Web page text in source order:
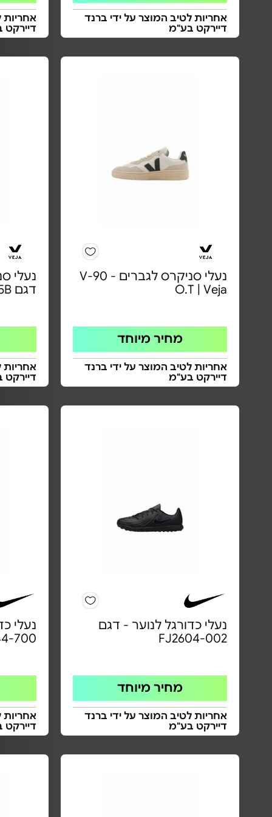
אחריות לטיב המוצר על ידי ברנד
דיירקט בע"מ
אחריות
נעלי סניקרס לגברים - V-90
O.T | Veja
מחיר מיוחד
אחריות לטיב המוצר על ידי ברנד
דיירקט בע"מ
דגם Esplar | EO0200005B
אחריות
נעלי כדורגל לנוער - דגם
FJ2604-002
מחיר מיוחד
אחריות לטיב המוצר על ידי ברנד
דיירקט בע"מ
נעלי
700
אחריות